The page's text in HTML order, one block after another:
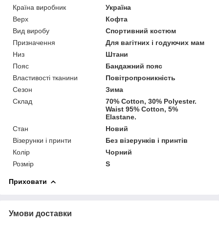
Країна виробник
Україна
Верх
Кофта
Вид виробу
Спортивний костюм
Призначення
Для вагітних і годуючих мам
Низ
Штани
Пояс
Бандажний пояс
Властивості тканини
Повітропроникність
Сезон
Зима
Склад
70% Cotton, 30% Polyester.
Waist 95% Cotton, 5%
Elastane.
Стан
Новий
Візерунки і принти
Без візерунків і принтів
Колір
Чорний
Розмір
S
Приховати
Умови доставки